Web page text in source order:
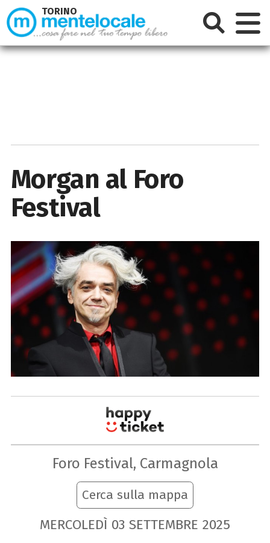
Morgan al Foro
Festival
Foro Festival, Carmagnola
Cerca sulla mappa
MERCOLEDÌ 03 SETTEMBRE 2025
TORINO